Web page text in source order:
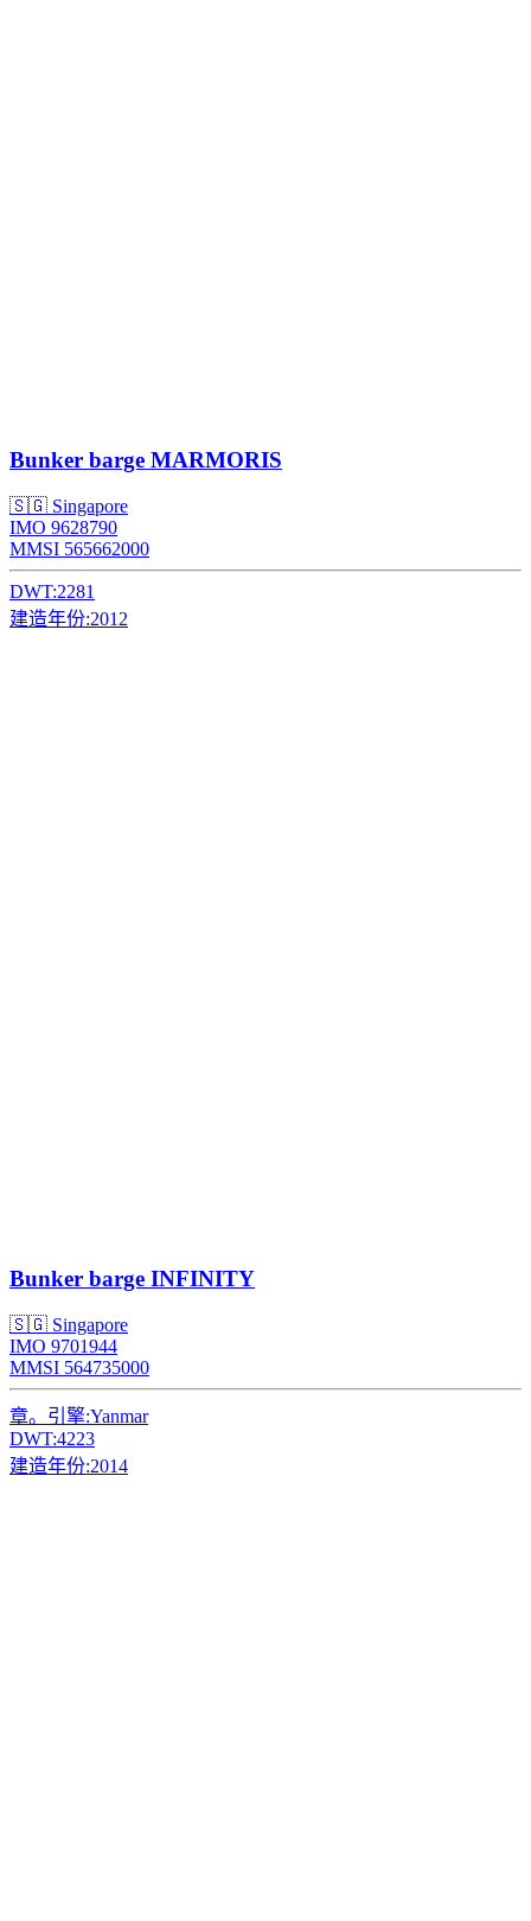
Bunker barge MARMORIS
🇸🇬 Singapore
IMO 9628790
MMSI 565662000
DWT:2281
建造年份:2012
Bunker barge INFINITY
🇸🇬 Singapore
IMO 9701944
MMSI 564735000
章。引擎:Yanmar
DWT:4223
建造年份:2014